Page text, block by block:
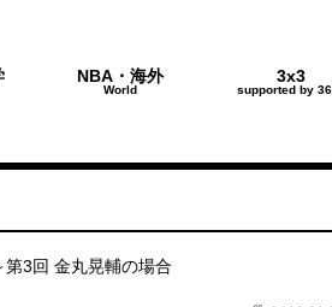
NBA・海外
World
3x3
supported by
3回 金丸晃輔の場合